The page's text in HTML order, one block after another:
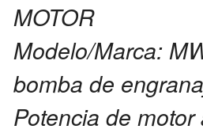
MOTOR
Modelo/Marca:
bomba de
Potencia de